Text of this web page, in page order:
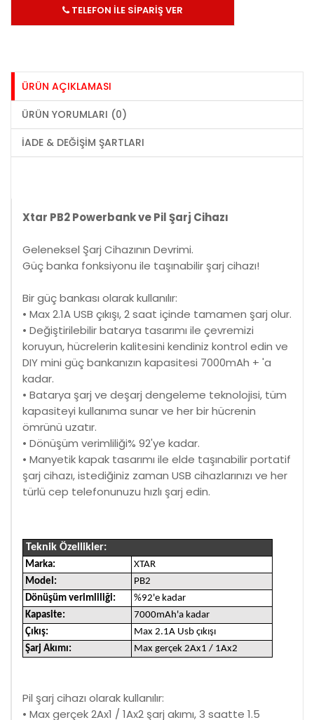
TELEFON İLE SİPARİŞ VER
ÜRÜN AÇIKLAMASI
ÜRÜN YORUMLARI (0)
İADE & DEĞIŞIM ŞARTLARI
Xtar PB2 Powerbank ve Pil Şarj Cihazı
Geleneksel Şarj Cihazının Devrimi.
Güç banka fonksiyonu ile taşınabilir şarj cihazı!
Bir güç bankası olarak kullanılır:
• Max 2.1A USB çıkışı, 2 saat içinde tamamen şarj olur.
• Değiştirilebilir batarya tasarımı ile çevremizi
koruyun, hücrelerin kalitesini kendiniz kontrol edin ve
DIY mini güç bankanızın kapasitesi 7000mAh + 'a
kadar.
• Batarya şarj ve deşarj dengeleme teknolojisi, tüm
kapasiteyi kullanıma sunar ve her bir hücrenin
ömrünü uzatır.
• Dönüşüm verimliliği% 92'ye kadar.
• Manyetik kapak tasarımı ile elde taşınabilir portatif
şarj cihazı, istediğiniz zaman USB cihazlarınızı ve her
türlü cep telefonunuzu hızlı şarj edin.
Teknik Özellikler:
Marka:
XTAR
Model:
PB2
Dönüşüm verimliliği:
%92'e kadar
Kapasite:
7000mAh'a kadar
Çıkış:
Max 2.1A Usb çıkışı
Şarj Akımı:
Max gerçek 2Ax1 / 1Ax2
Pil şarj cihazı olarak kullanılır:
• Max gerçek 2Ax1 / 1Ax2 şarj akımı, 3 saatte 1.5